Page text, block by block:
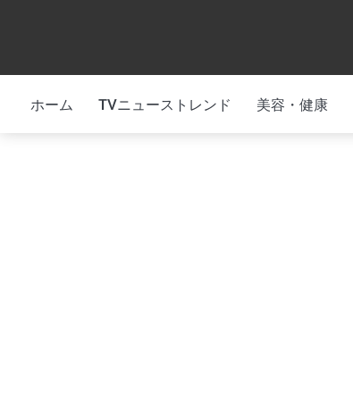
ホーム TVニューストレンド 美容・健康